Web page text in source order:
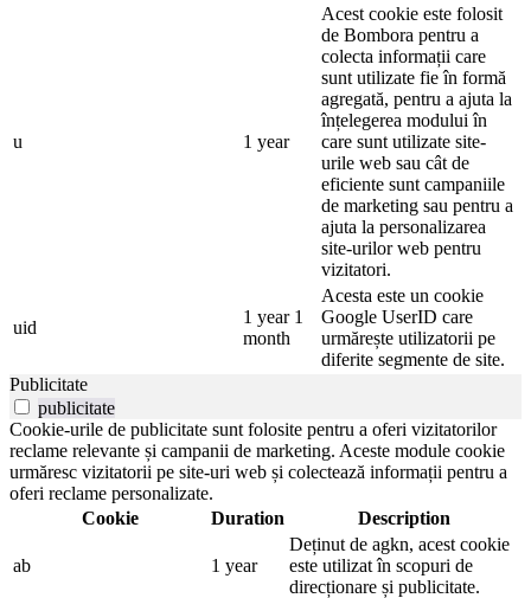
u 1 year
Acest cookie este folosit
de Bombora pentru a
colecta informații care
sunt utilizate fie în formă
agregată, pentru a ajuta la
înțelegerea modului în
care sunt utilizate site-
urile web sau cât de
eficiente sunt campaniile
de marketing sau pentru a
ajuta la personalizarea
site-urilor web pentru
vizitatori.
uid
1 year 1
month
Acesta este un cookie
Google UserID care
urmărește utilizatorii pe
diferite segmente de site.
Publicitate
publicitate
Cookie-urile de publicitate sunt folosite pentru a oferi vizitatorilor
reclame relevante și campanii de marketing. Aceste module cookie
urmăresc vizitatorii pe site-uri web și colectează informații pentru a
oferi reclame personalizate.
Cookie
Duration Description
ab 1 year
Deținut de agkn, acest cookie
este utilizat în scopuri de
direcționare și publicitate.